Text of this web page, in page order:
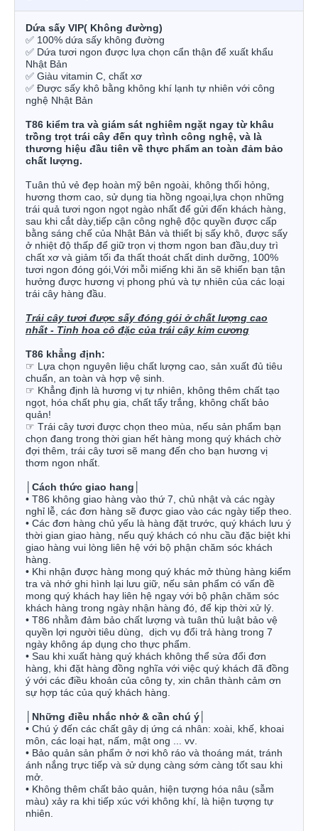
Dứa sấy VIP( Không đường)
✅ 100% dứa sấy không đường
✅ Dứa tươi ngon được lựa chọn cẩn thận để xuất khẩu
Nhật Bản
✅ Giàu vitamin C, chất xơ
✅ Được sấy khô bằng không khí lạnh tự nhiên với công
nghệ Nhật Bản
T86 kiểm tra và giám sát nghiêm ngặt ngay từ khâu
trồng trọt trái cây đến quy trình công nghệ, và là
thương hiệu đầu tiên về thực phẩm an toàn đảm bảo
chất lượng.
Tuân thủ vẻ đẹp hoàn mỹ bên ngoài, không thối hỏng,
hương thơm cao, sử dụng tia hồng ngoại,lựa chọn những
trái quả tươi ngon ngọt ngào nhất để gửi đến khách hàng,
sau khi cắt dày,tiếp cận công nghệ độc quyền được cấp
bằng sáng chế của Nhật Bản và thiết bị sấy khô, được sấy
ở nhiệt độ thấp để giữ trọn vị thơm ngon ban đầu,duy trì
chất xơ và giảm tối đa thất thoát chất dinh dưỡng, 100%
tươi ngon đóng gói,Với mỗi miếng khi ăn sẽ khiến bạn tận
hưởng được hương vị phong phú và tự nhiên của các loại
trái cây hàng đầu.
Trái cây tươi được sấy đóng gói ở chất lượng cao
nhất - Tinh hoa cô đặc của trái cây kim cương
T86 khẳng định:
☞ Lựa chọn nguyên liệu chất lượng cao, sản xuất đủ tiêu
chuẩn, an toàn và hợp vệ sinh.
☞ Khẳng định là hương vị tự nhiên, không thêm chất tạo
ngọt, hóa chất phụ gia, chất tẩy trắng, không chất bảo
quản!
☞ Trái cây tươi được chọn theo mùa, nếu sản phẩm bạn
chọn đang trong thời gian hết hàng mong quý khách chờ
đợi thêm, trái cây tươi sẽ mang đến cho bạn hương vị
thơm ngon nhất.
Cách thức giao hang
• T86 không giao hàng vào thứ 7, chủ nhật và các ngày
nghỉ lễ, các đơn hàng sẽ được giao vào các ngày tiếp theo.
• Các đơn hàng chủ yếu là hàng đặt trước, quý khách lưu ý
thời gian giao hàng, nếu quý khách có nhu cầu đặc biệt khi
giao hàng vui lòng liên hệ với bộ phận chăm sóc khách
hàng.
• Khi nhận được hàng mong quý khác mở thùng hàng kiểm
tra và nhớ ghi hình lại lưu giữ, nếu sản phẩm có vấn đề
mong quý khách hay liên hệ ngay với bộ phận chăm sóc
khách hàng trong ngày nhận hàng đó, để kịp thời xử lý.
• T86 nhằm đảm bảo chất lượng và tuân thủ luật bảo vệ
quyền lợi người tiêu dùng,
dịch vụ đổi trả hàng trong 7
ngày không áp dụng cho thực phẩm.
• Sau khi xuất hàng quý khách không thể sửa đổi đơn
hàng, khi đặt hàng đồng nghĩa với việc quý khách đã đồng
ý với các điều khoản của công ty, xin chân thành cảm ơn
sự hợp tác của quý khách hàng.
Những điều nhắc nhở & cần chú ý
• Chú ý đến các chất gây dị ứng cá nhân: xoài, khế, khoai
môn, các loại hạt, nấm, mật ong ... vv.
• Bảo quản sản phẩm ở nơi khô ráo và thoáng mát, tránh
ánh nắng trực tiếp và sử dụng càng sớm càng tốt sau khi
mở.
• Không thêm chất bảo quản, hiện tượng hóa nâu (sẫm
màu) xảy ra khi tiếp xúc với không khí, là hiện tượng tự
nhiên.